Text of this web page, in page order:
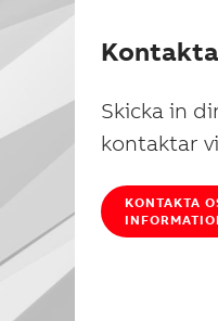
Skicka in
kontaktar
KONTAKTA